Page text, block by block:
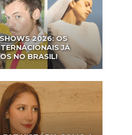
2026: OS
JÁ
NO BRASIL!